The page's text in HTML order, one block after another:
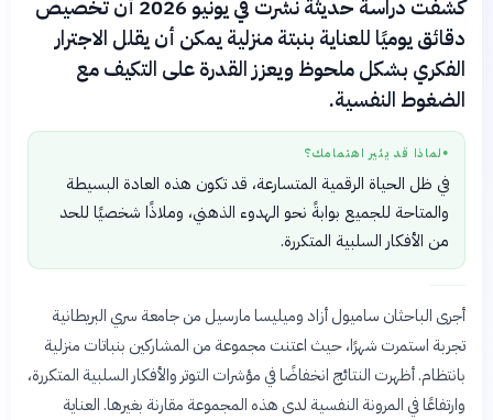
كشفت دراسة حديثة نُشرت في يونيو 2026 أن تخصيص
دقائق يوميًا للعناية بنبتة منزلية يمكن أن يقلل الاجترار
الفكري بشكل ملحوظ ويعزز القدرة على التكيف مع
الضغوط النفسية.
● لماذا قد يثير اهتمامك؟
في ظل الحياة الرقمية المتسارعة، قد تكون هذه العادة البسيطة
والمتاحة للجميع بوابةً نحو الهدوء الذهني، وملاذًا شخصيًا للحد
من الأفكار السلبية المتكررة.
أجرى الباحثان ساميول أزاد وميليسا مارسيل من جامعة سري البريطانية
تجربة استمرت شهرًا، حيث اعتنت مجموعة من المشاركين بنباتات منزلية
بانتظام. أظهرت النتائج انخفاضًا في مؤشرات التوتر والأفكار السلبية المتكررة،
وارتفاعًا في المرونة النفسية لدى هذه المجموعة مقارنة بغيرها. العناية